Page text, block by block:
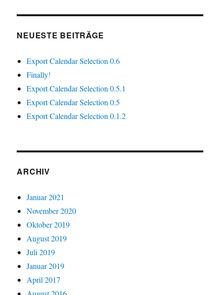
NEUESTE BEITRÄGE
Export Calendar Selection 0.6
Finally!
Export Calendar Selection 0.5.1
Export Calendar Selection 0.5
Export Calendar Selection 0.1.2
ARCHIV
Januar 2021
November 2020
Oktober 2019
August 2019
Juli 2019
Januar 2019
April 2017